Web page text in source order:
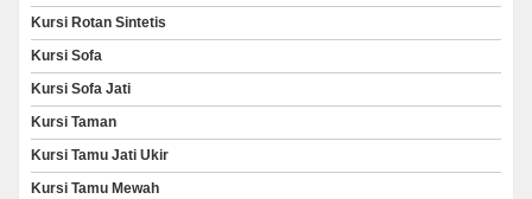
Kursi Rotan Sintetis
Kursi Sofa
Kursi Sofa Jati
Kursi Taman
Kursi Tamu Jati Ukir
Kursi Tamu Mewah